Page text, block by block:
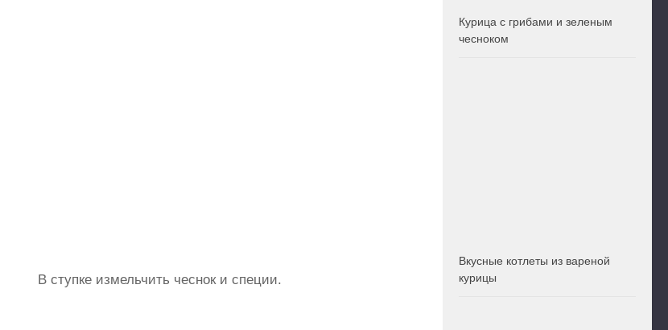
В ступке измельчить чеснок и специи.
Курица с грибами и зеленым
чесноком
Вкусные котлеты из вареной
курицы